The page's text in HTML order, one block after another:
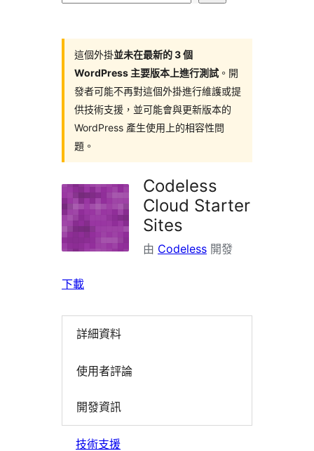
這個外掛並未在最新的 3 個
WordPress 主要版本上進行測試 。開
發者可能不再對這個外掛進行維護或提
供技術支援，並可能會與更新版本的
WordPress 產生使用上的相容性問
題。
Codeless
Cloud Starter
Sites
由 Codeless 開發
下載
詳細資料
使用者評論
開發資訊
技術支援